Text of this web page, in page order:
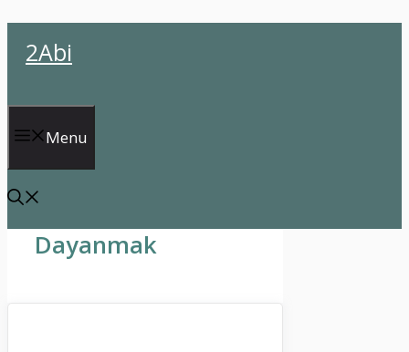
atla2Abi
Menu
Dayanmak